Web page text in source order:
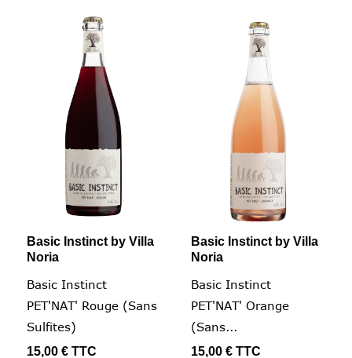
Basic Instinct by Villa
Noria
Basic Instinct
PET'NAT' Rouge (sans
Sulfites)
15,00 € TTC
Basic Instinct by Villa
Noria
Basic Instinct
PET'NAT' Orange
(Sans...
15,00 € TTC